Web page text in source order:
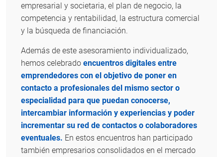
empresarial y societaria, el plan de negocio, la
competencia y rentabilidad, la estructura comercial
y la búsqueda de financiación.
Además de este asesoramiento individualizado,
hemos celebrado encuentros digitales entre
emprendedores con el objetivo de poner en
contacto a profesionales del mismo sector o
especialidad para que puedan conocerse,
intercambiar información y experiencias y poder
incrementar su red de contactos o colaboradores
eventuales. En estos encuentros han participado
también empresarios consolidados en el mercado